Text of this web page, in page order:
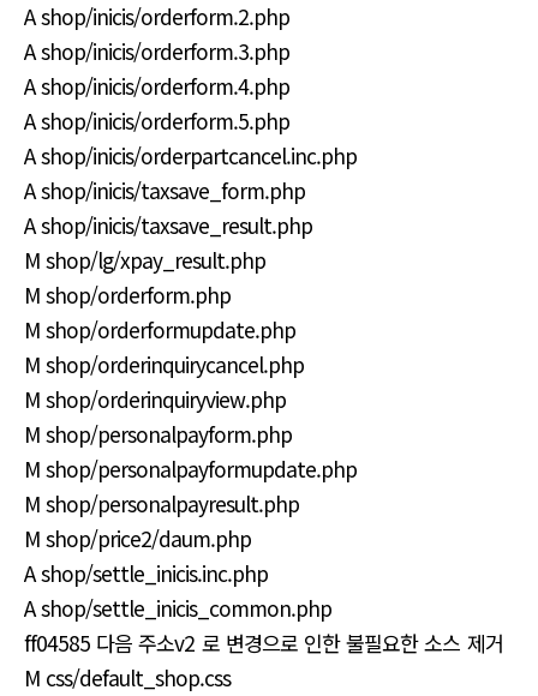
A shop/inicis/orderform.2.php
A shop/inicis/orderform.3.php
A shop/inicis/orderform.4.php
A shop/inicis/orderform.5.php
A shop/inicis/orderpartcancel.inc.php
A shop/inicis/taxsave_form.php
A shop/inicis/taxsave_result.php
M shop/lg/xpay_result.php
M shop/orderform.php
M shop/orderformupdate.php
M shop/orderinquirycancel.php
M shop/orderinquiryview.php
M shop/personalpayform.php
M shop/personalpayformupdate.php
M shop/personalpayresult.php
M shop/price2/daum.php
A shop/settle_inicis.inc.php
A shop/settle_inicis_common.php
ff04585 다음 주소v2 로 변경으로 인한 불필요한 소스 제거
M css/default_shop.css